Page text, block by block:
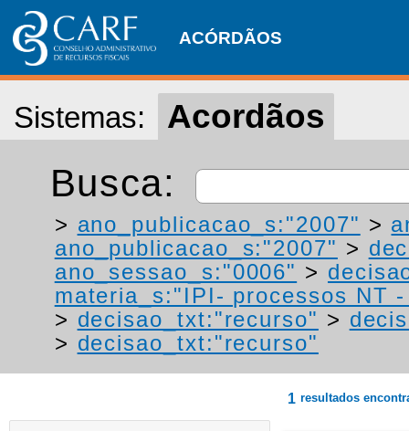
ACÓRDÃOS
Sistemas: Acordãos
Busca:
> ano_publicacao_s:"2007" >
ano_publicacao_s:"2007" >
ano_sessao_s:"0006" >
materia_s:"IPI- processos NT
> decisao_txt:"recurso" >
> decisao_txt:"recurso"
1 resultados